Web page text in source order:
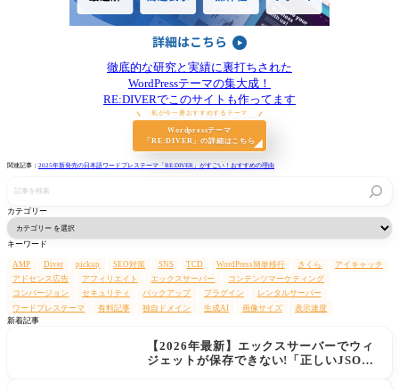
徹底的な研究と実績に裏打ちされた
WordPressテーマの集大成！
RE:DIVERでこのサイトも作ってます
私が今一番おすすめするテーマ
Wordpressテーマ
「RE:DIVER」の詳細はこちら
関連記事： 2025年新発売の日本語ワードプレステーマ「RE:DIVER」がすごい！おすすめの理由
を
検
カテゴリー
キーワード
AMP Diver pickup SEO対策 SNS TCD WordPress簡単移行 さくら
アイキャッチ
アドセンス広告
アフィリエイト エックスサーバー
コンテンツマーケティング
コンバージョン
セキュリティ バックアップ プラグイン
レンタルサーバー
ワードプレステーマ
有料記事 独自ドメイン 生成AI 画像サイズ
表示速度
新着記事
【2026年最新】エックスサーバーでウィ
ジェットが保存できない!「正しいJSON